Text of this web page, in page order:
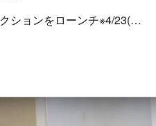
ションをローンチ※4/23(…